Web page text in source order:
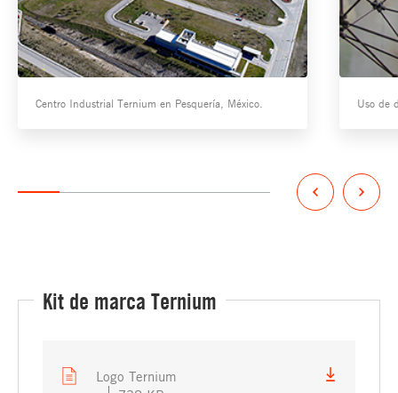
Centro Industrial Ternium en Pesquería, México. Uso de
Kit de marca Ternium
Logo Ternium